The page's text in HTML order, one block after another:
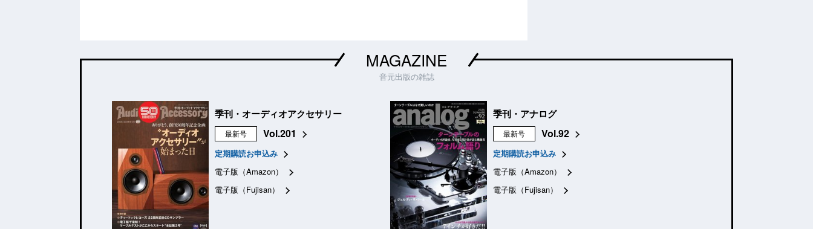
MAGAZINE
音元出版の雑誌
季刊・オーディオアクセサリー
最新号 Vol.201
定期購読お申込み
電子版（Amazon）
電子版（Fujisan）
季刊・アナログ
最新号 Vol.92
定期購読お申込み
電子版（Amazon）
電子版（Fujisan）